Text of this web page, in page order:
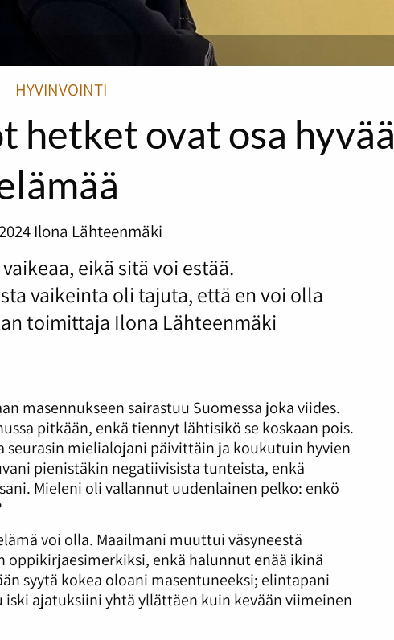
HYVINVOINTI
hetket ovat osa hyvää
Ilona Lähteenmäki
eikä sitä voi estää.
vaikeinta oli tajuta, että en voi olla
toimittaja Ilona Lähteenmäki
masennukseen sairastuu Suomessa joka viides.
pitkään, enkä tiennyt lähtisikö se koskaan pois.
seurasin mielialojani päivittäin ja koukutuin hyvien
pienistäkin negatiivisista tunteista, enkä
Mieleni oli vallannut uudenlainen pelko: enkö
voi olla. Maailmani muuttui väsyneestä
oppikirjaesimerkiksi, enkä halunnut enää ikinä
syytä kokea oloani masentuneeksi; elintapani
ajatuksiini yhtä yllättäen kuin kevään viimeinen